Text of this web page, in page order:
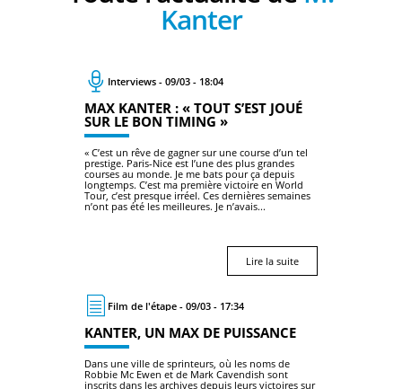
Kanter
Interviews - 09/03 - 18:04
MAX KANTER : « TOUT S’EST JOUÉ
SUR LE BON TIMING »
« C’est un rêve de gagner sur une course d’un tel
prestige. Paris-Nice est l’une des plus grandes
courses au monde. Je me bats pour ça depuis
longtemps. C’est ma première victoire en World
Tour, c’est presque irréel. Ces dernières semaines
n’ont pas été les meilleures. Je n’avais...
Lire la suite
Film de l'étape - 09/03 - 17:34
KANTER, UN MAX DE PUISSANCE
Dans une ville de sprinteurs, où les noms de
Robbie Mc Ewen et de Mark Cavendish sont
inscrits dans les archives depuis leurs victoires sur